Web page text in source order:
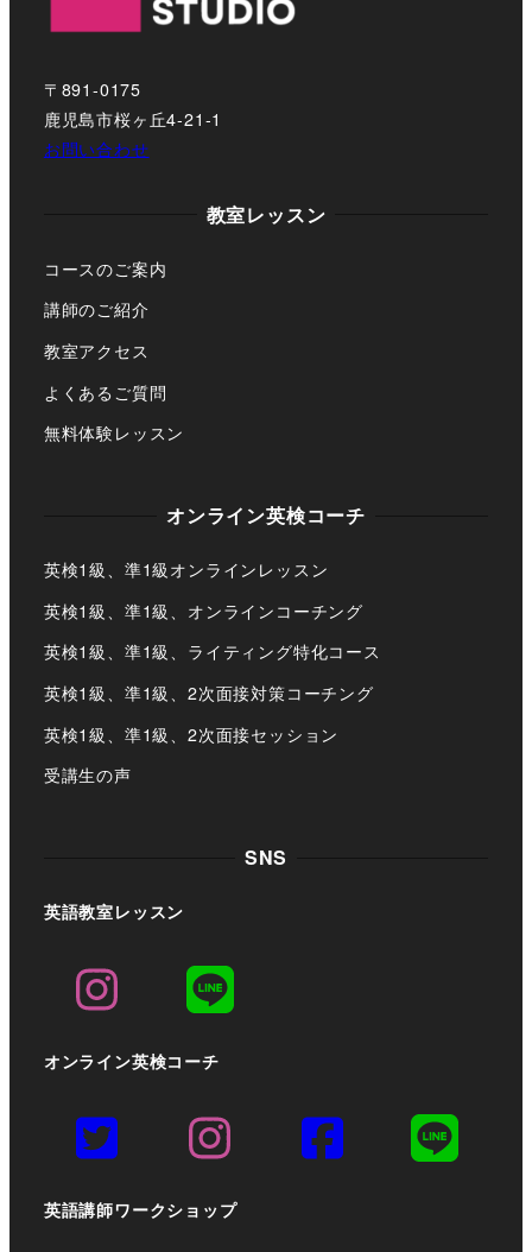
〒891-0175
鹿児島市桜ヶ丘4-21-1
お問い合わせ
教室レッスン
コースのご案内
講師のご紹介
教室アクセス
よくあるご質問
無料体験レッスン
オンライン英検コーチ
英検1級、準1級オンラインレッスン
英検1級、準1級、オンラインコーチング
英検1級、準1級、ライティング特化コース
英検1級、準1級、2次面接対策コーチング
英検1級、準1級、2次面接セッション
受講生の声
SNS
英語教室レッスン
オンライン英検コーチ
英語講師ワークショップ